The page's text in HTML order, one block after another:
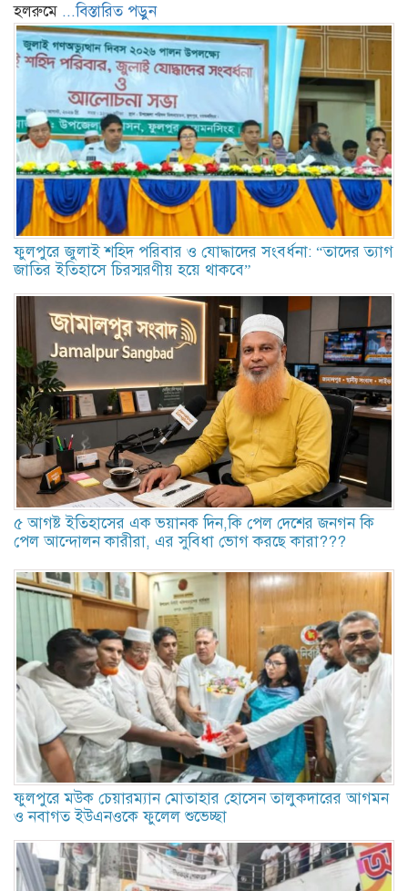
হলরুমে ...বিস্তারিত পড়ুন
ফুলপুরে জুলাই শহিদ পরিবার ও যোদ্ধাদের সংবর্ধনা: “তাদের ত্যাগ
জাতির ইতিহাসে চিরস্মরণীয় হয়ে থাকবে”
৫ আগষ্ট ইতিহাসের এক ভয়ানক দিন,কি পেল দেশের জনগন কি
পেল আন্দোলন কারীরা, এর সুবিধা ভোগ করছে কারা???
ফুলপুরে মউক চেয়ারম্যান মোতাহার হোসেন তালুকদারের আগমন
ও নবাগত ইউএনওকে ফুলেল শুভেচ্ছা